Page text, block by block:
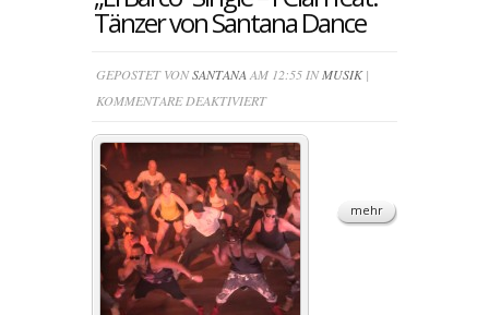
Tänzer von Santana Dance
GEPOSTET VONSANTANA AM 12:55 INMUSIK|
KOMMENTARE DEAKTIVIERTFÜR
BARCO“
SINGLE
–
FCLAN
FEAT.
TÄNZER
VON
mehr